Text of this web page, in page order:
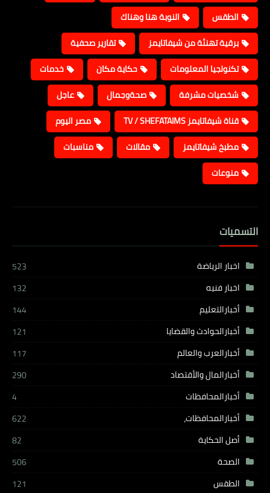
الطقس
النوبة هنا وهناك
برقية تهنئة من شيفاتايمز
تقارير صحفية
تكنولجيا المعلومات
حكاية مكان
خدمات
شخصيات مشرفة
صحةوجمال
عاجل
قناة شيفاتايمز TV / SHEFATAIMS
مصر اليوم
مطبخ شيفاتايمز
مقالات
مناسبات
منوعات
التسميات
اخبار الرياضة
523
اخبار فنيه
132
أخبارالتعليم
144
أخبارالحوادث والقضايا
121
أخبارالعرب والعالم
117
أخبارالمال والأقتصاد
290
أخبارالمحافظات
4
أخبارالمحافظات،
622
أصل الحكاية
82
الصحة
506
الطقس
121